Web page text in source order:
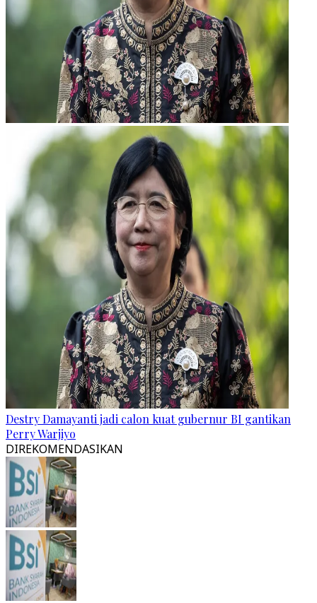
Destry Damayanti jadi calon kuat gubernur BI gantikan
Perry Warjiyo
DIREKOMENDASIKAN